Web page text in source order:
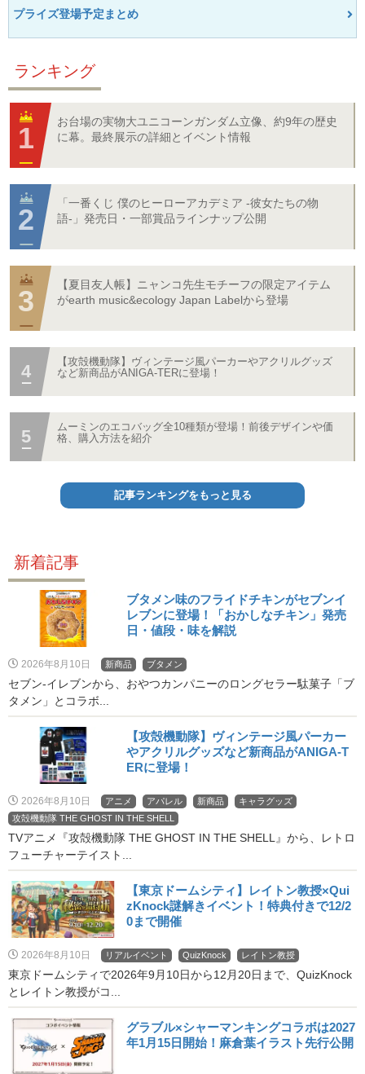
プライズ登場予定まとめ
ランキング
お台場の実物大ユニコーンガンダム立像、約9年の歴史
に幕。最終展示の詳細とイベント情報
「一番くじ 僕のヒーローアカデミア -彼女たちの物
語-」発売日・一部賞品ラインナップ公開
【夏目友人帳】ニャンコ先生モチーフの限定アイテム
がearth music&ecology Japan Labelから登場
【攻殻機動隊】ヴィンテージ風パーカーやアクリルグッズ
など新商品がANIGA-TERに登場！
ムーミンのエコバッグ全10種類が登場！前後デザインや価
格、購入方法を紹介
記事ランキングをもっと見る
新着記事
ブタメン味のフライドチキンがセブンイ
レブンに登場！「おかしなチキン」発売
日・値段・味を解説
2026年8月10日 新商品 ブタメン
セブン‐イレブンから、おやつカンパニーのロングセラー駄菓子「ブ
タメン」とコラボ...
【攻殻機動隊】ヴィンテージ風パーカー
やアクリルグッズなど新商品がANIGA-T
ERに登場！
2026年8月10日 アニメ アパレル 新商品
キャラグッズ
攻殻機動隊 THE GHOST IN THE SHELL
TVアニメ『攻殻機動隊 THE GHOST IN THE SHELL』から、レトロ
フューチャーテイスト...
【東京ドームシティ】レイトン教授×Qui
zKnock謎解きイベント！特典付きで12/2
0まで開催
2026年8月10日 リアルイベント QuizKnock レイトン教授
東京ドームシティで2026年9月10日から12月20日まで、QuizKnock
とレイトン教授がコ...
グラブル×シャーマンキングコラボは2027
年1月15日開始！麻倉葉イラスト先行公開